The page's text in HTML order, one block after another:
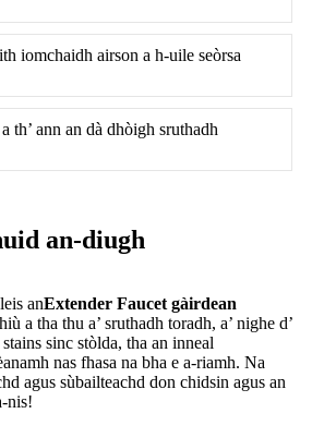
iomchaidh airson a h-uile seòrsa
th’ ann an dà dhòigh sruthadh
an-diugh
anExtender Faucet gàirdean
a tha thu a’ sruthadh toradh, a’ nighe d’
sinc stòlda, tha an inneal
nas fhasa na bha e a-riamh. Na
agus sùbailteachd don chidsin agus an
nis!